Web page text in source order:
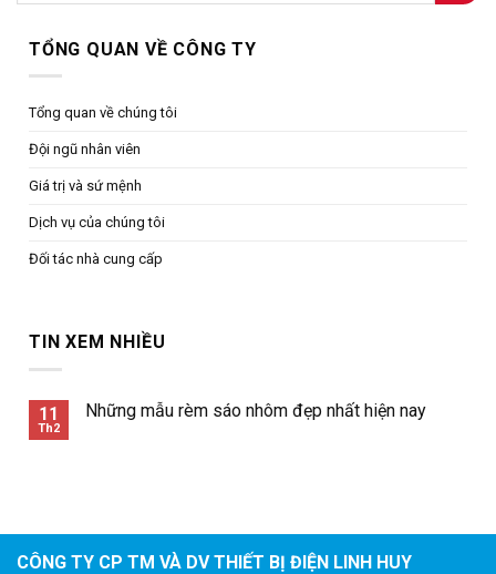
TỔNG QUAN VỀ CÔNG TY
Tổng quan về chúng tôi
Đội ngũ nhân viên
Giá trị và sứ mệnh
Dịch vụ của chúng tôi
Đối tác nhà cung cấp
TIN XEM NHIỀU
11
Th2
Những mẫu rèm sáo nhôm đẹp nhất hiện nay
CÔNG TY CP TM VÀ DV THIẾT BỊ ĐIỆN LINH HUY